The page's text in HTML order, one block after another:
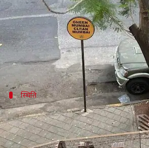
क्या है खबर?
देश के सबसे बड़े उद्योगपति और
मिलने से हड़कंप मच गया।
हरे रंग की स्कॉर्पियो कार से 20
स्थिति
जिलेटिन की छड़ों को नहीं
पुलिस ने बताया कि गामदेवी पुलिस
गईं।